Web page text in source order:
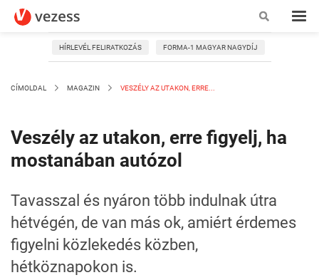
HÍRLEVÉL FELIRATKOZÁS FORMA-1 MAGYAR NAGYDÍJ
CÍMOLDAL MAGAZIN VESZÉLY AZ UTAKON, ERRE...
Veszély az utakon, erre figyelj, ha
mostanában autózol
Tavasszal és nyáron több indulnak útra
hétvégén, de van más ok, amiért érdemes
figyelni közlekedés közben,
hétköznapokon is.